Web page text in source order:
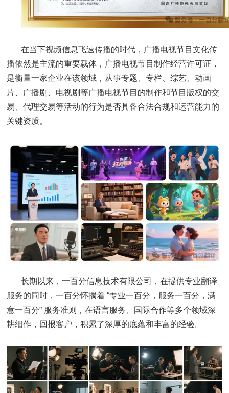
在当下视频信息飞速传播的时代，广播电视节目文化传
播依然是主流的重要载体，广播电视节目制作经营许可证，
是衡量一家企业在该领域，从事专题、专栏、综艺、动画
片、广播剧、电视剧等广播电视节目的制作和节目版权的交
易、代理交易等活动的行为是否具备合法合规和运营能力的
关键资质。
长期以来，一百分信息技术有限公司，在提供专业翻译
服务的同时，一百分怀揣着 “专业一百分，服务一百分，满
意一百分” 服务准则，在语言服务、国际合作等多个领域深
耕细作，回报客户，积累了深厚的底蕴和丰富的经验。